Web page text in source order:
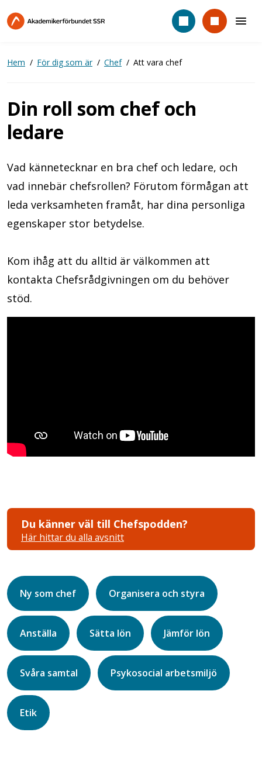
till
Hem För dig som är Chef Att vara chef
Din roll som chef och
ledare
Vad kännetecknar en bra chef och ledare, och
vad innebär chefsrollen? Förutom förmågan att
leda verksamheten framåt, har dina personliga
egenskaper stor betydelse.
Kom ihåg att du alltid är välkommen att
kontakta Chefsrådgivningen om du behöver
stöd.
Du känner väl till Chefspodden?
Här hittar du alla avsnitt
Ny som chef Organisera och styra
Anställa Sätta lön Jämför lön
Svåra samtal Psykosocial arbetsmiljö
Etik